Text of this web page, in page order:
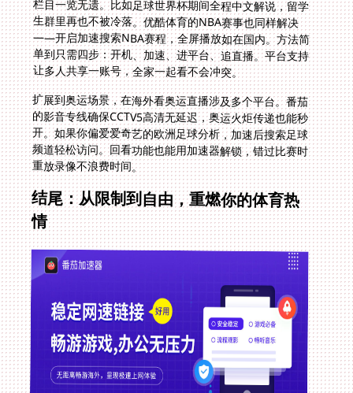
让多人共享一账号，全家一起看不会冲突。
扩展到奥运场景，在海外看奥运直播涉及多个平台。番茄
的影音专线确保CCTV5高清无延迟，奥运火炬传递也能秒
开。如果你偏爱爱奇艺的欧洲足球分析，加速后搜索足球
频道轻松访问。回看功能也能用加速器解锁，错过比赛时
重放录像不浪费时间。
结尾：从限制到自由，重燃你的体育热
情